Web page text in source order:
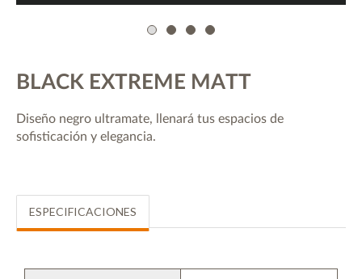
1 2 3 4
BLACK EXTREME MATT
Diseño negro ultramate, llenará tus espacios de
sofisticación y elegancia.
ESPECIFICACIONES